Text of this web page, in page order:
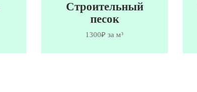
Строительный
песок
1300₽ за м³